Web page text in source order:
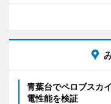
青葉台でペロブスカ
電性能を検証